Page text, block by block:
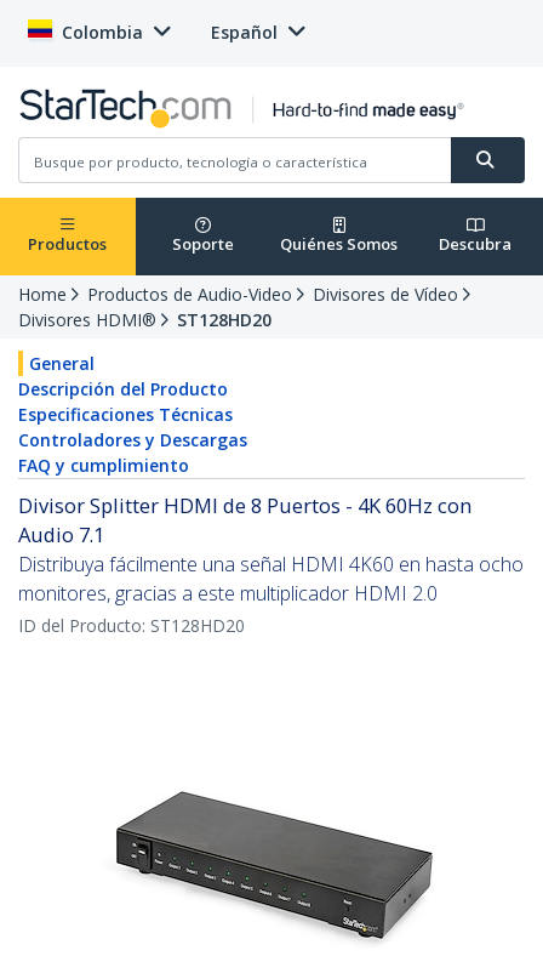
Colombia Español
Productos Soporte Quiénes Somos Descubra
Home Productos de Audio-Video
Divisores de Vídeo
Divisores HDMI®
ST128HD20
General
Descripción del Producto
Especificaciones Técnicas
Controladores y Descargas
FAQ y cumplimiento
Divisor Splitter HDMI de 8 Puertos - 4K 60Hz con
Audio 7.1
Distribuya fácilmente una señal HDMI 4K60 en hasta ocho
monitores, gracias a este multiplicador HDMI 2.0
ID del Producto: ST128HD20